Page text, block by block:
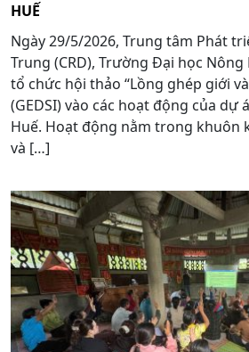
HUẾ
Ngày 29/5/2026, Trung tâm Phát
Trung (CRD), Trường Đại học
tổ chức hội thảo “Lồng ghép giới
(GEDSI) vào các hoạt động của dự
Huế. Hoạt động nằm trong khuôn
và […]